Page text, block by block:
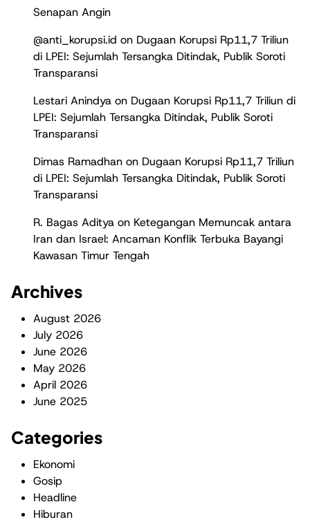
Senapan Angin
@anti_korupsi.id on Dugaan Korupsi Rp11,7 Triliun
di LPEI: Sejumlah Tersangka Ditindak, Publik Soroti
Transparansi
Lestari Anindya on Dugaan Korupsi Rp11,7 Triliun di
LPEI: Sejumlah Tersangka Ditindak, Publik Soroti
Transparansi
Dimas Ramadhan on Dugaan Korupsi Rp11,7 Triliun
di LPEI: Sejumlah Tersangka Ditindak, Publik Soroti
Transparansi
R. Bagas Aditya on Ketegangan Memuncak antara
Iran dan Israel: Ancaman Konflik Terbuka Bayangi
Kawasan Timur Tengah
Archives
August 2026
July 2026
June 2026
May 2026
April 2026
June 2025
Categories
Ekonomi
Gosip
Headline
Hiburan